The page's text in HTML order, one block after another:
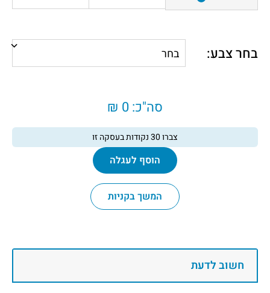
בחר צבע:
סה"כ:0 ₪
צברו30נקודות בעסקה זו
הוסף לעגלה
המשך בקניות
חשוב לדעת